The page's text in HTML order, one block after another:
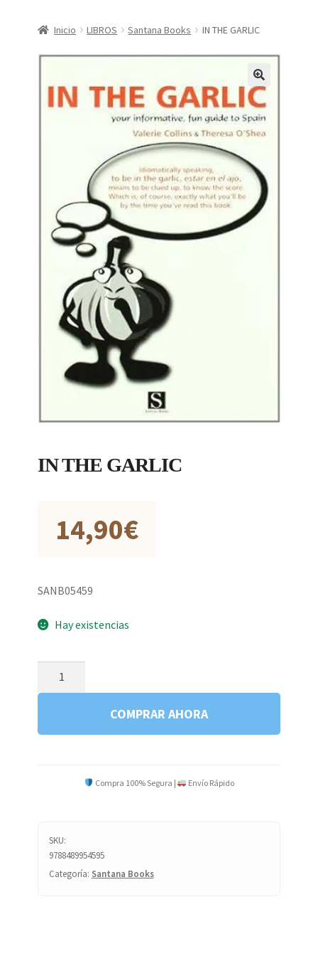
Finalizar compra
Mi cuenta
Política de Privacidad
Inicio LIBROS Santana Books IN THE GARLIC
IN THE GARLIC
14,90€
SANB05459
Hay existencias
COMPRAR AHORA
Compra 100% Segura | Envío Rápido
SKU:
9788489954595
Categoría: Santana Books